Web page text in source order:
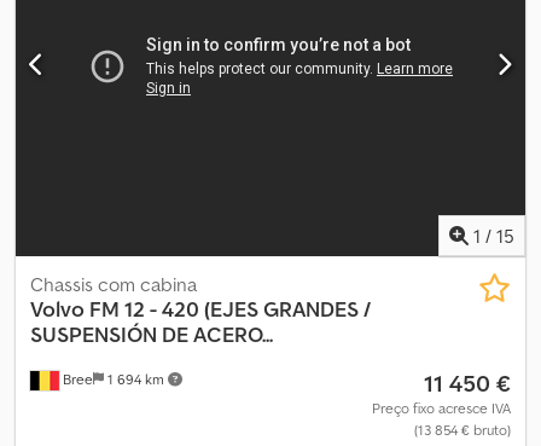
1 / 15
Bree 1 694 km
Chassis com cabina
Volvo FM 12 - 420 (EJES GRANDES /
SUSPENSIÓN DE ACERO...
11 450 €
Preço fixo acresce IVA
(13 854 € bruto)